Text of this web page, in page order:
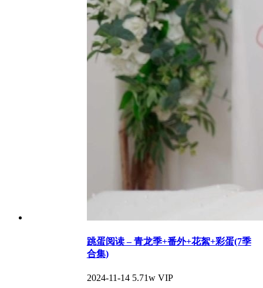
跳蛋阅读 – 青龙季+番外+花絮+彩蛋(7季
合集)
2024-11-14 5.71w VIP